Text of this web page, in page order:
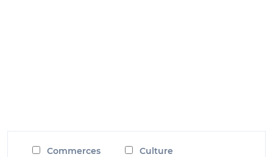
Commerces
Culture